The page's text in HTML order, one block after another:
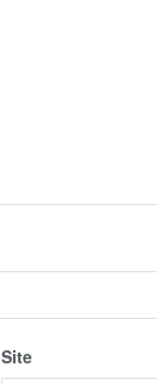
Site